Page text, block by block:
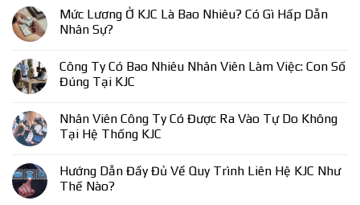
Mức Lương Ở KJC Là Bao Nhiêu? Có Gì Hấp Dẫn
Nhân Sự?
Công Ty Có Bao Nhiêu Nhân Viên Làm Việc: Con Số
Đúng Tại KJC
Nhân Viên Công Ty Có Được Ra Vào Tự Do Không
Tại Hệ Thống KJC
Hướng Dẫn Đầy Đủ Về Quy Trình Liên Hệ KJC Như
Thế Nào?